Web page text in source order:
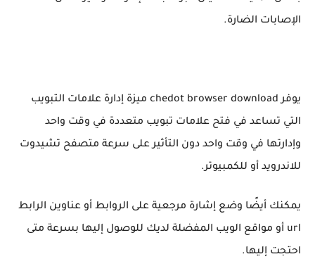
الإصابات الضارة.
يوفر chedot browser download ميزة إدارة علامات التبويب
التي تساعد في فتح علامات تبويب متعددة في وقت واحد
وإدارتها في وقت واحد دون التأثير على سرعة متصفح تشيدوت
للاندرويد أو للكمبيوتر.
يمكنك أيضًا وضع إشارة مرجعية على الروابط أو عناوين الرابط
url أو مواقع الويب المفضلة لديك للوصول إليها بسرعة متى
احتجت إليها.